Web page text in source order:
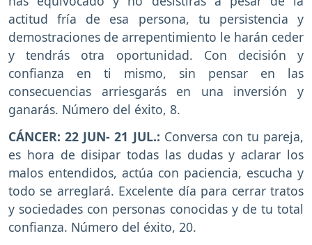
actitud fría de esa persona, tu persistencia y
demostraciones de arrepentimiento le harán ceder
y tendrás otra oportunidad. Con decisión y
confianza en ti mismo, sin pensar en las
consecuencias arriesgarás en una inversión y
ganarás. Número del éxito, 8.
CÁNCER: 22 JUN- 21 JUL.: Conversa con tu pareja,
es hora de disipar todas las dudas y aclarar los
malos entendidos, actúa con paciencia, escucha y
todo se arreglará. Excelente día para cerrar tratos
y sociedades con personas conocidas y de tu total
confianza. Número del éxito, 20.